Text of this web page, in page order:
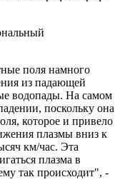
поля намного
из падающей
водопады. На самом
поскольку она
которое и привело
плазмы вниз к
км/час. Эта
плазма в
так происходит", -